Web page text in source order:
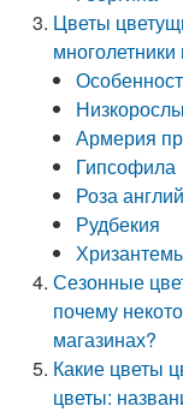
Цветы
многолетники
Армерия
Гипсофила
Роза
Рудбекия
Сезонные
почему
магазинах?
Какие цветы
цветы: